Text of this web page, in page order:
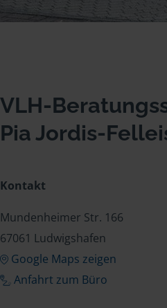
VLH-
Pia Jordis-
Kontakt
Mundenheimer Str. 166
67061 Ludwigshafen
Google Maps zeigen
Anfahrt zum Büro